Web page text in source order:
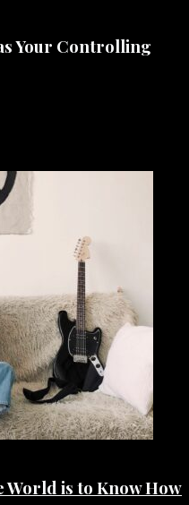
Your Controlling
World is to Know How